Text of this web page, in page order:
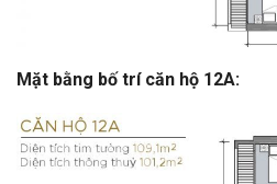
Mặt bằng bố trí căn hộ 12A: